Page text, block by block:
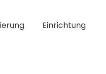
Einrichtung